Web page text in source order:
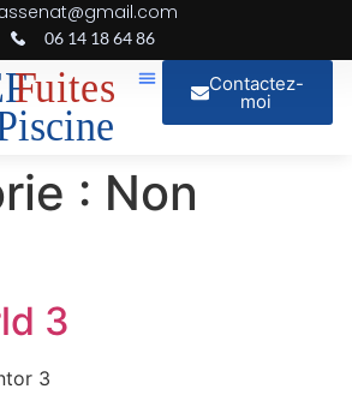
06 14 18 64 86
Contactez-
moi
: Non
3
3